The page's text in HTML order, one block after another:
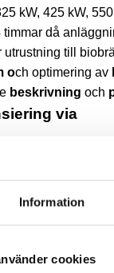
Information
cookies
kW, 425 kW,
timmar då
utrustning till
och optimering av
beskrivning och
via